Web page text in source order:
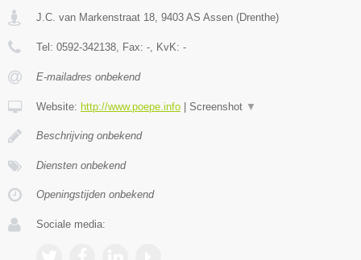
J.C. van Markenstraat 18 9403 AS Assen (Drenthe)
Tel: 0592-342138 , Fax: - , KvK: -
E-mailadres onbekend
Website: http://www.poepe.info Screenshot ▼
Beschrijving onbekend
Diensten onbekend
Openingstijden onbekend
Sociale media: